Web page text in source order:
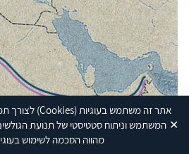
אתר זה משתמש בעוגיות(Cookies) לצורך
המשתמש וניתוח סטטיסטי של תנועת
מהווה הסכמה לשימוש
✕
הכשרת הקרקע להרחבת ׳הסכמי